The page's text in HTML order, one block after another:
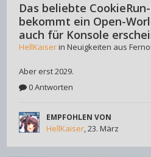
Das beliebte
bekommt ein Open-
auch für Konsole
HellKaiserin Neuigkeiten aus
Aber erst 2029.
0 Antworten
EMPFOHLEN VON
HellKaiser,23. März